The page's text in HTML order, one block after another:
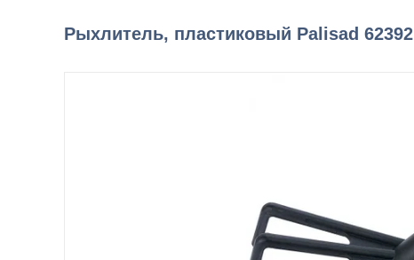
Рыхлитель, пластиковый Palisad 62392